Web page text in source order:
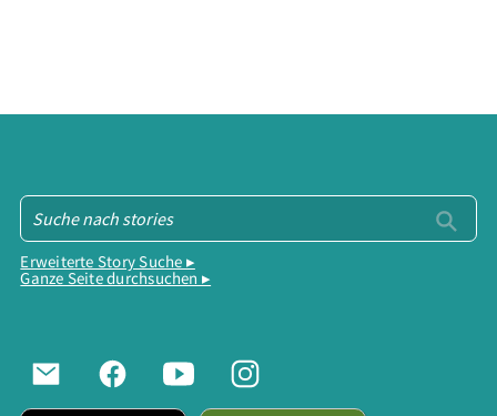
Erweiterte Story Suche ▸
Ganze Seite durchsuchen ▸